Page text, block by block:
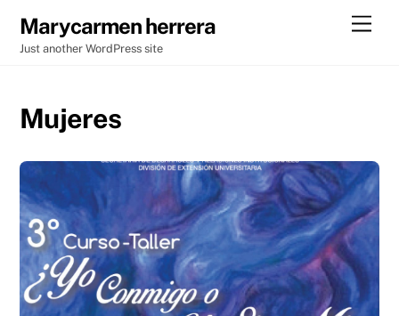
content
Marycarmen herrera
Just another WordPress site
Mujeres